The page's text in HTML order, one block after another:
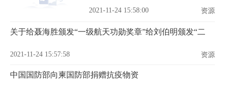
2021-11-24 15:58:00 资源
关于给聂海胜颁发“一级航天功勋奖章”给刘伯明颁发“二
2021-11-24 15:57:58 资源
中国国防部向柬国防部捐赠抗疫物资